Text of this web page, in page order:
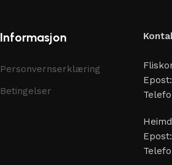
Informasjon
Personvernserklæring
Betingelser
Epost:
Epost: